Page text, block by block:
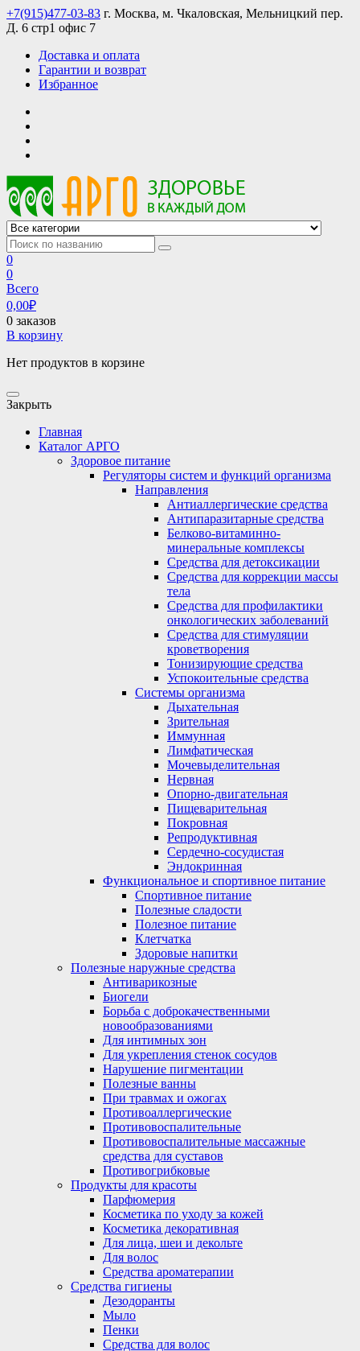
Skip
to
+7(915)477-03-83 г. Москва, м. Чкаловская, Мельницкий пер.
Д. 6 стр1 офис 7
Доставка и оплата
Гарантии и возврат
Избранное
АРГО интернет магазин, доставка в Москве и по всей России
АРГО каталог каталог продукции, официальные цены
0
0
Всего
0,00₽
0 заказов
В корзину
Нет продуктов в корзине
Закрыть
Главная
Каталог АРГО
Здоровое питание
Регуляторы систем и функций организма
Направления
Антиаллергические средства
Антипаразитарные средства
Белково-витаминно-
минеральные комплексы
Средства для детоксикации
Средства для коррекции массы
тела
Средства для профилактики
онкологических заболеваний
Средства для стимуляции
кроветворения
Тонизирующие средства
Успокоительные средства
Системы организма
Дыхательная
Зрительная
Иммунная
Лимфатическая
Мочевыделительная
Нервная
Опорно-двигательная
Пищеварительная
Покровная
Репродуктивная
Сердечно-сосудистая
Эндокринная
Функциональное и спортивное питание
Спортивное питание
Полезные сладости
Полезное питание
Клетчатка
Здоровые напитки
Полезные наружные средства
Антиварикозные
Биогели
Борьба с доброкачественными
новообразованиями
Для интимных зон
Для укрепления стенок сосудов
Нарушение пигментации
Полезные ванны
При травмах и ожогах
Противоаллергические
Противовоспалительные
Противовоспалительные массажные
средства для суставов
Противогрибковые
Продукты для красоты
Парфюмерия
Косметика по уходу за кожей
Косметика декоративная
Для лица, шеи и декольте
Для волос
Средства ароматерапии
Средства гигиены
Дезодоранты
Мыло
Пенки
Средства для волос